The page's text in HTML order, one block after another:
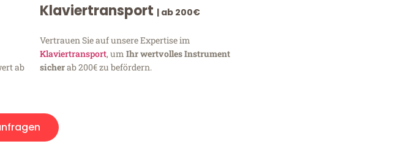
ab
Klaviertransport | ab 200€
Vertrauen Sie auf unsere Expertise im
Klaviertransport, um Ihr wertvolles Instrument
sicherab 200€ zu befördern.